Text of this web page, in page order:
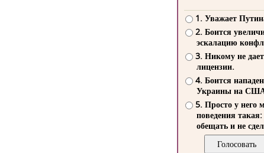
1. Уважает
2. Боится
эскалацию
3. Никому не
лицензии.
4. Боится
Украины на
5. Просто у него
поведения такая:
обещать и не